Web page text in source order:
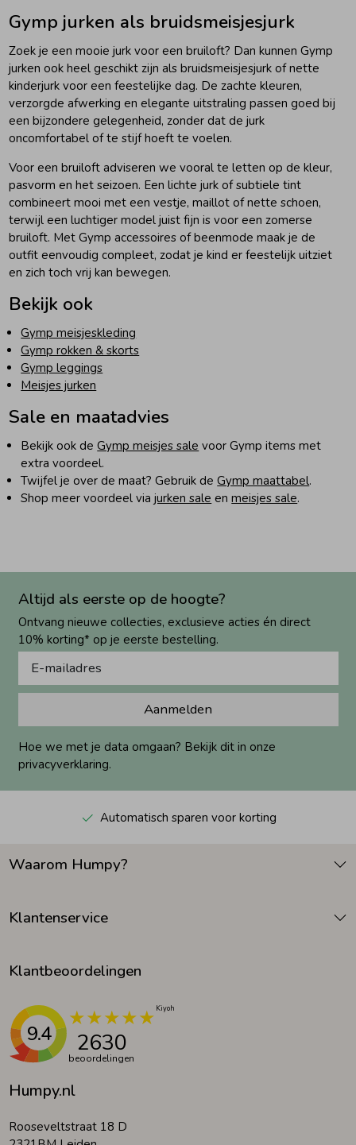
Gymp jurken als bruidsmeisjesjurk
Zoek je een mooie jurk voor een bruiloft? Dan kunnen Gymp
jurken ook heel geschikt zijn als bruidsmeisjesjurk of nette
kinderjurk voor een feestelijke dag. De zachte kleuren,
verzorgde afwerking en elegante uitstraling passen goed bij
een bijzondere gelegenheid, zonder dat de jurk
oncomfortabel of te stijf hoeft te voelen.
Voor een bruiloft adviseren we vooral te letten op de kleur,
pasvorm en het seizoen. Een lichte jurk of subtiele tint
combineert mooi met een vestje, maillot of nette schoen,
terwijl een luchtiger model juist fijn is voor een zomerse
bruiloft. Met Gymp accessoires of beenmode maak je de
outfit eenvoudig compleet, zodat je kind er feestelijk uitziet
en zich toch vrij kan bewegen.
Bekijk ook
Gymp meisjeskleding
Gymp rokken & skorts
Gymp leggings
Meisjes jurken
Sale en maatadvies
Bekijk ook deGymp meisjes sale voor Gymp items met
extra voordeel.
Twijfel je over de maat? Gebruik deGymp maattabel.
Shop meer voordeel viajurken sale enmeisjes sale.
Altijd als eerste op de hoogte?
Ontvang nieuwe collecties, exclusieve acties én direct
10% korting* op je eerste bestelling.
Aanmelden
Hoe we met je data omgaan? Bekijk dit in onze
privacyverklaring.
Automatisch sparen voor korting
Humpy.nl
Rooseveltstraat 18 D
Waarom Humpy?
Klantenservice
Klantbeoordelingen
9.4 2630
beoordelingen